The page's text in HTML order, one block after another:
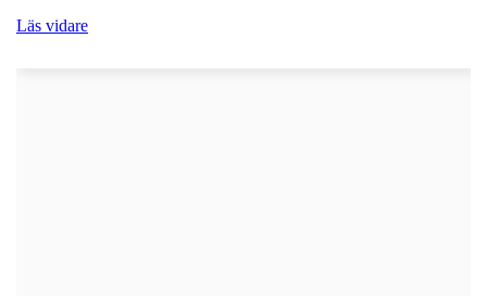
Läs vidare